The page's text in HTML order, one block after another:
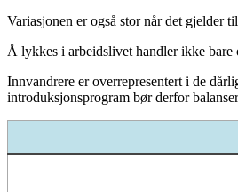
Variasjonen er også stor når det gjelder
Å lykkes i arbeidslivet handler ikke bare
Innvandrere er overrepresentert i de
introduksjonsprogram bør derfor